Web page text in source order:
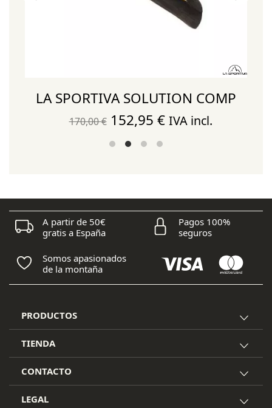
LA SPORTIVA SOLUTION COMP
170,00€ El
precio
170,00 €.
152,95 €El
152,95 €.
IVA incl.
A partir de 50€
gratis a España
Pagos 100%
seguros
Somos apasionados
de la montaña
PRODUCTOS
TIENDA
CONTACTO
LEGAL